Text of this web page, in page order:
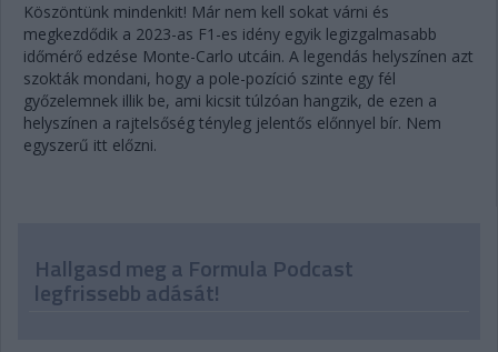
Köszöntünk mindenkit! Már nem kell sokat várni és
megkezdődik a 2023-as F1-es idény egyik legizgalmasabb
időmérő edzése Monte-Carlo utcáin. A legendás helyszínen azt
szokták mondani, hogy a pole-pozíció szinte egy fél
győzelemnek illik be, ami kicsit túlzóan hangzik, de ezen a
helyszínen a rajtelsőség tényleg jelentős előnnyel bír. Nem
egyszerű itt előzni.
Hallgasd meg a Formula Podcast
legfrissebb adását!